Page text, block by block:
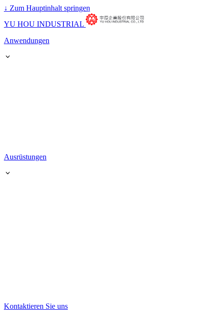
↓ Zum Hauptinhalt springen
YU HOU INDUSTRIAL
Anwendungen
Ausrüstungen
Kontaktieren Sie uns